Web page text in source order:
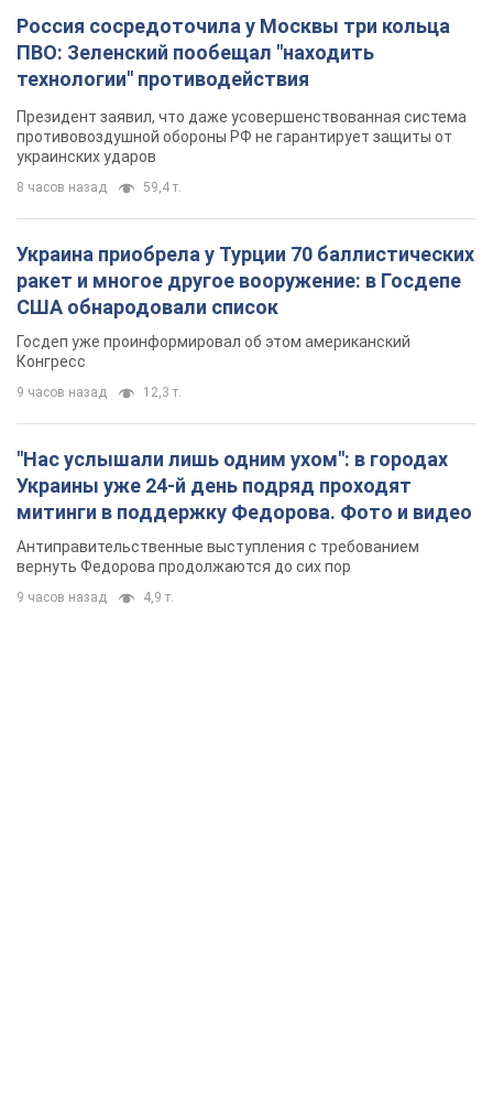
Россия сосредоточила у Москвы три кольца
ПВО: Зеленский пообещал "находить
технологии" противодействия
Президент заявил, что даже усовершенствованная система
противовоздушной обороны РФ не гарантирует защиты от
украинских ударов
8 часов назад 59,4 т.
Украина приобрела у Турции 70 баллистических
ракет и многое другое вооружение: в Госдепе
США обнародовали список
Госдеп уже проинформировал об этом американский
Конгресс
9 часов назад 12,3 т.
"Нас услышали лишь одним ухом": в городах
Украины уже 24-й день подряд проходят
митинги в поддержку Федорова. Фото и видео
Антиправительственные выступления с требованием
вернуть Федорова продолжаются до сих пор
9 часов назад 4,9 т.